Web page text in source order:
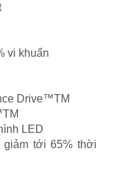
vi khuẩn
Drive™TM
LED
giảm tới 65% thời